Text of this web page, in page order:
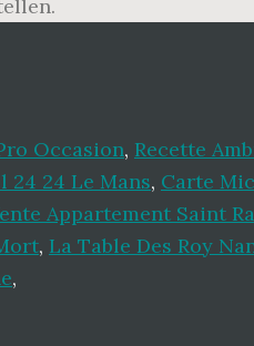
Occasion, Recette
24 24 Le Mans, Carte
Appartement Saint
, La Table Des Roy
,